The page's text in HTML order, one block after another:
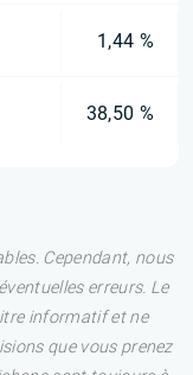
1,44 %
38,50 %
Cependant, nous
erreurs. Le
informatif et ne
que vous prenez